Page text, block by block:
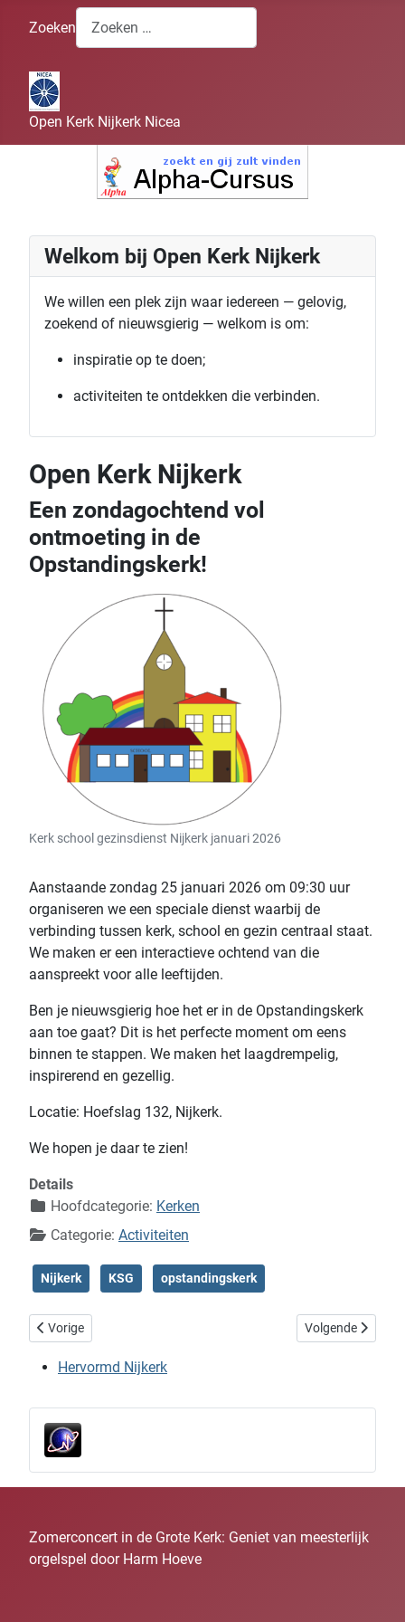
Zoeken
Open Kerk Nijkerk Nicea
Welkom bij Open Kerk Nijkerk
We willen een plek zijn waar iedereen — gelovig,
zoekend of nieuwsgierig — welkom is om:
inspiratie op te doen;
activiteiten te ontdekken die verbinden.
Open Kerk Nijkerk
Een zondagochtend vol
ontmoeting in de
Opstandingskerk!
Kerk school gezinsdienst Nijkerk januari 2026
Aanstaande zondag 25 januari 2026 om 09:30 uur
organiseren we een speciale dienst waarbij de
verbinding tussen kerk, school en gezin centraal staat.
We maken er een interactieve ochtend van die
aanspreekt voor alle leeftijden.
Ben je nieuwsgierig hoe het er in de Opstandingskerk
aan toe gaat? Dit is het perfecte moment om eens
binnen te stappen. We maken het laagdrempelig,
inspirerend en gezellig.
Locatie: Hoefslag 132, Nijkerk.
We hopen je daar te zien!
Details
Hoofdcategorie: Kerken
Categorie: Activiteiten
Nijkerk KSG opstandingskerk
Vorig artikel: D’ Inloop – Opstandingskerk – Spelletjesmiddag
Vorige Volgende artikel:
Volgende
Hervormd Nijkerk
Zomerconcert in de Grote Kerk: Geniet van meesterlijk
orgelspel door Harm Hoeve